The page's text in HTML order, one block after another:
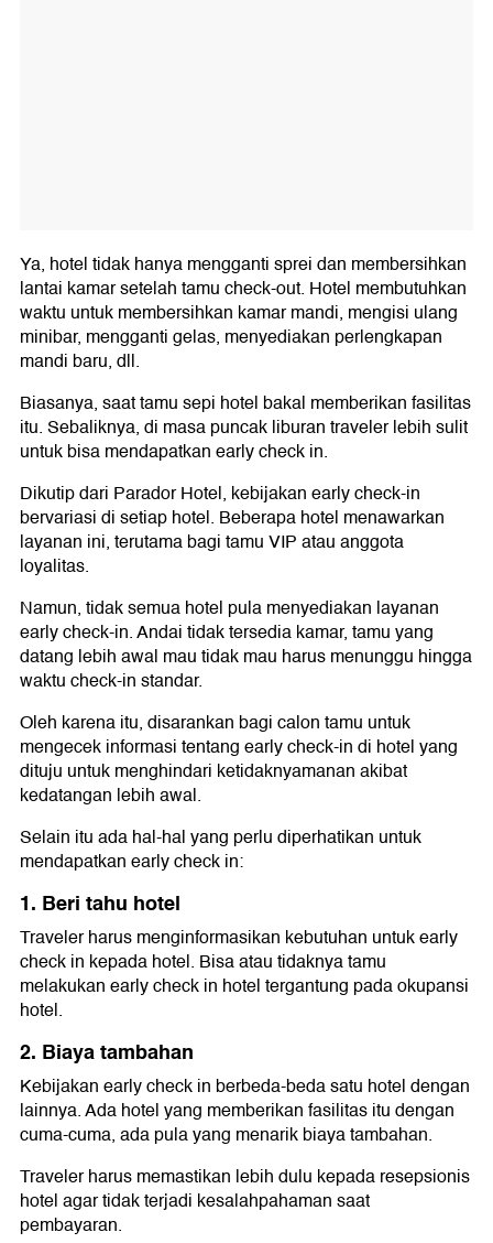
Ya, hotel tidak hanya mengganti sprei dan membersihkan
lantai kamar setelah tamu check-out. Hotel membutuhkan
waktu untuk membersihkan kamar mandi, mengisi ulang
minibar, mengganti gelas, menyediakan perlengkapan
mandi baru, dll.
Biasanya, saat tamu sepi hotel bakal memberikan fasilitas
itu. Sebaliknya, di masa puncak liburan traveler lebih sulit
untuk bisa mendapatkan early check in.
Dikutip dari Parador Hotel, kebijakan early check-in
bervariasi di setiap hotel. Beberapa hotel menawarkan
layanan ini, terutama bagi tamu VIP atau anggota
loyalitas.
Namun, tidak semua hotel pula menyediakan layanan
early check-in. Andai tidak tersedia kamar, tamu yang
datang lebih awal mau tidak mau harus menunggu hingga
waktu check-in standar.
Oleh karena itu, disarankan bagi calon tamu untuk
mengecek informasi tentang early check-in di hotel yang
dituju untuk menghindari ketidaknyamanan akibat
kedatangan lebih awal.
Selain itu ada hal-hal yang perlu diperhatikan untuk
mendapatkan early check in:
1. Beri tahu hotel
Traveler harus menginformasikan kebutuhan untuk early
check in kepada hotel. Bisa atau tidaknya tamu
melakukan early check in hotel tergantung pada okupansi
hotel.
2. Biaya tambahan
Kebijakan early check in berbeda-beda satu hotel dengan
lainnya. Ada hotel yang memberikan fasilitas itu dengan
cuma-cuma, ada pula yang menarik biaya tambahan.
Traveler harus memastikan lebih dulu kepada resepsionis
hotel agar tidak terjadi kesalahpahaman saat
pembayaran.